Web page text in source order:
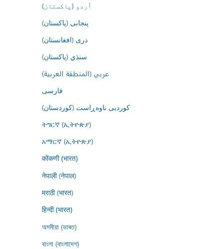
اُردو (پاکستان)
پنجابی (پاکستان)
درى (افغانستان)
سنڌي (پاکستان)
عربي (المنطقة العربية)
فارسى
کوردیی ناوەڕاست (کوردستان)
ትግርኛ (ኢትዮጵያ)
አማርኛ (ኢትዮጵያ)
कोंकणी (भारत)
नेपाली (नेपाल)
मराठी (भारत)
हिन्दी (भारत)
অসমীয়া (ভাৰত)
বাংলা (বাংলাদেশ)